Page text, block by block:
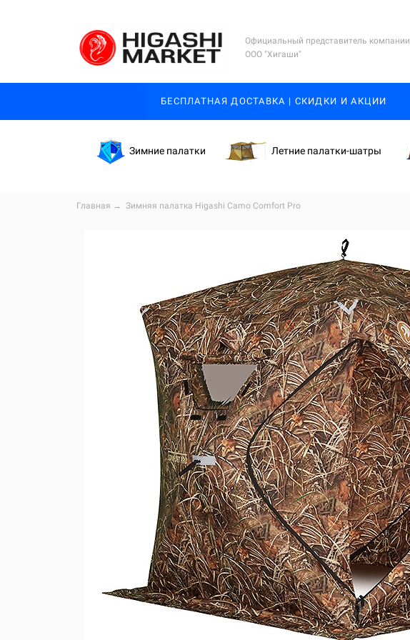
Официальный представитель компании
ООО "Хигаши"
БЕСПЛАТНАЯ ДОСТАВКА | СКИДКИ И АКЦИИ
Зимние палатки Летние палатки-шатры
Главная → Зимняя палатка Higashi Camo Comfort Pro